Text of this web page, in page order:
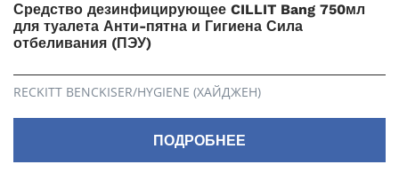
Средство дезинфицирующее CILLIT Bang 750мл
для туалета Анти-пятна и Гигиена Сила
отбеливания (ПЭУ)
RECKITT BENCKISER/HYGIENE (ХАЙДЖЕН)
ПОДРОБНЕЕ